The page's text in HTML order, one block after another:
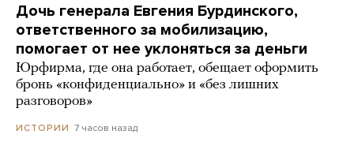
Дочь генерала Евгения Бурдинского,
ответственного за мобилизацию,
помогает от нее уклоняться за деньги
Юрфирма, где она работает, обещает оформить
бронь «конфиденциально» и «без лишних
разговоров»
ИСТОРИИ 7 часов назад